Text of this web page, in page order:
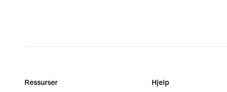
Ressurser Hjelp